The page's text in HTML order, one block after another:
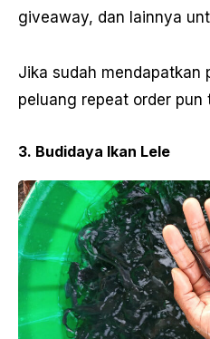
giveaway, dan lainnya
Jika sudah mendapatkan
peluang repeat order pun
3. Budidaya Ikan Lele